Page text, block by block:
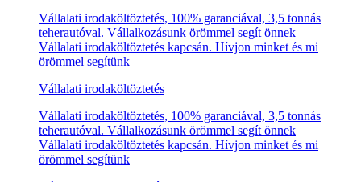
Vállalati irodaköltöztetés, 100% garanciával, 3,5 tonnás
teherautóval. Vállalkozásunk örömmel segít önnek
Vállalati irodaköltöztetés kapcsán. Hívjon minket és mi
örömmel segítünk
Vállalati irodaköltöztetés
Vállalati irodaköltöztetés, 100% garanciával, 3,5 tonnás
teherautóval. Vállalkozásunk örömmel segít önnek
Vállalati irodaköltöztetés kapcsán. Hívjon minket és mi
örömmel segítünk